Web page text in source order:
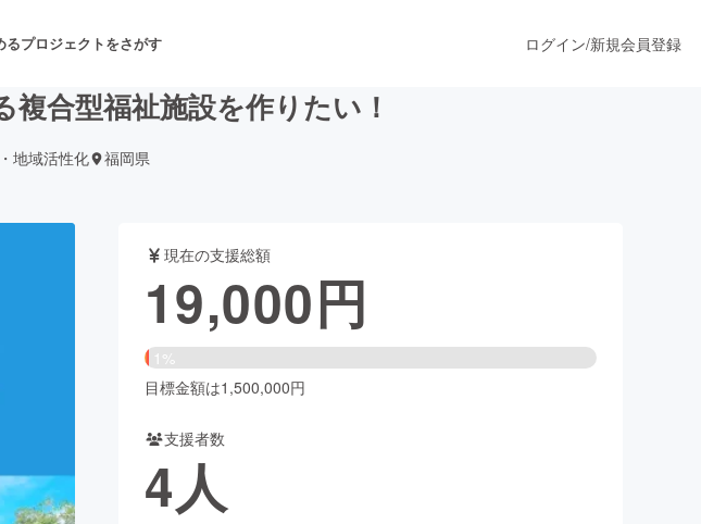
るプロジェクトをさがす
舞台・パフォーマンス
ファッション
ビューティー・ヘルスケア
ログイン/新規会員登録
合型福祉施設を作りたい！
地域活性化 福岡県
現在の支援総額
19,000円
1%
目標金額は1,500,000円
支援者数
4人